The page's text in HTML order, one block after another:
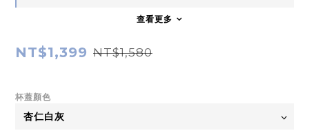
查看更多
NT$1,399 NT$1,580
杯蓋顏色